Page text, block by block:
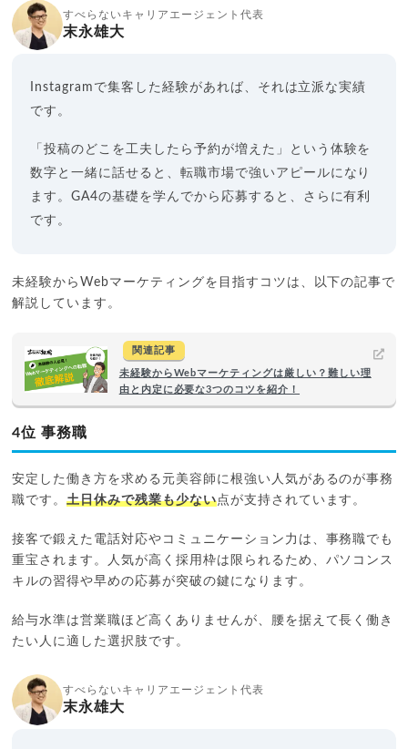
すべらないキャリアエージェント代表
末永雄大
Instagramで集客した経験があれば、それは立派な実績
です。
「投稿のどこを工夫したら予約が増えた」という体験を
数字と一緒に話せると、転職市場で強いアピールになり
ます。GA4の基礎を学んでから応募すると、さらに有利
です。
未経験からWebマーケティングを目指すコツは、以下の記事で
解説しています。
関連記事
未経験からWebマーケティングは厳しい？難しい理
由と内定に必要な3つのコツを紹介！
4位 事務職
安定した働き方を求める元美容師に根強い人気があるのが事務
職です。土日休みで残業も少ない点が支持されています。
接客で鍛えた電話対応やコミュニケーション力は、事務職でも
重宝されます。人気が高く採用枠は限られるため、パソコンス
キルの習得や早めの応募が突破の鍵になります。
給与水準は営業職ほど高くありませんが、腰を据えて長く働き
たい人に適した選択肢です。
すべらないキャリアエージェント代表
末永雄大